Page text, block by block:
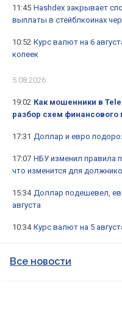
11:45 Hashdex закрывает
выплаты в стейблкоинах
10:52 Курс валют на 6
копеек
5.08.2026
19:02 Как мошенники в
разбор схем
17:31 Доллар и евро
17:07 НБУ изменил правила
что изменится для
15:34 Доллар подешевел,
августа
10:34 Курс валют на 5
Все новости